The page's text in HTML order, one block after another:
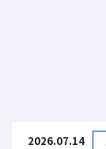
2026.07.14